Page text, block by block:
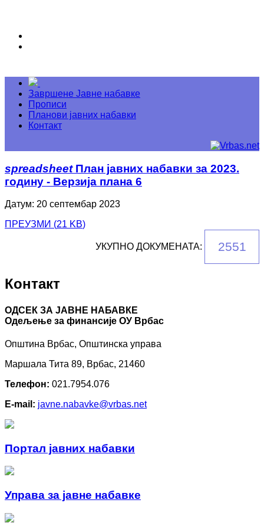
Завршене Јавне набавке
Прописи
Планови јавних набавки
Контакт
spreadsheet План јавних набавки за 2023.
годину - Верзија плана 6
Датум: 20 септембар 2023
ПРЕУЗМИ (21 KB)
УКУПНО ДОКУМЕНАТА: 2551
Контакт
ОДСЕК ЗА ЈАВНЕ НАБАВКЕ
Oдељење за финансије ОУ Врбас
Општина Врбас, Општинска управа
Маршала Тита 89, Врбас, 21460
Телефон: 021.7954.076
E-mail: javne.nabavke@vrbas.net
Портал јавних набавки
Управа за јавне набавке